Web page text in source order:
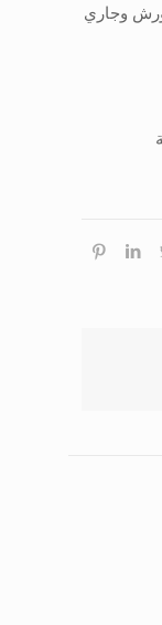
وجاري